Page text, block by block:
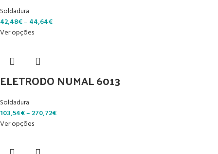
Soldadura
42,48€– 44,64€
Ver opções
ELETRODO NUMAL 6013
Soldadura
103,54€– 270,72€
Ver opções